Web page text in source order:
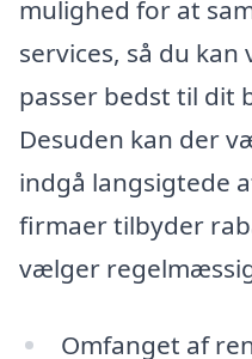
mulighed for at
services, så du
passer bedst til dit
Desuden kan der
indgå langsigtede
firmaer tilbyder
vælger
Omfanget af